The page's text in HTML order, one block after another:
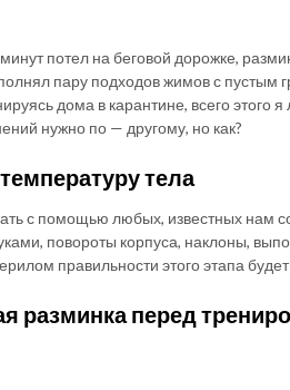
потел на беговой дорожке,
пару подходов жимов с пустым
дома в карантине, всего этого
нужно по — другому, но как?
тела
с помощью любых, известных нам
повороты корпуса, наклоны,
правильности этого этапа
разминка перед